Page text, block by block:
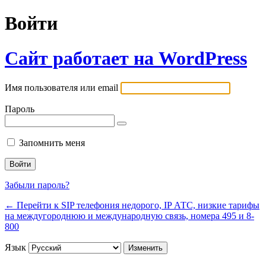
Войти
Сайт работает на WordPress
Имя пользователя или email
Пароль
Запомнить меня
Забыли пароль?
← Перейти к SIP телефония недорого, IP АТС, низкие тарифы
на междугороднюю и международную связь, номера 495 и 8-
800
Язык